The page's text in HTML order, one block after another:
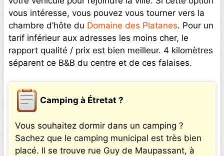
vous intéresse, vous pouvez vous tourner vers la
chambre d’hôte du Domaine des Platanes. Pour un
tarif inférieur aux adresses les moins cher, le
rapport qualité / prix est bien meilleur. 4 kilomètres
séparent ce B&B du centre et de ces falaises.
Camping à Étretat ?
Vous souhaitez dormir dans un camping ?
Sachez que le camping municipal est très bien
placé. Il se trouve rue Guy de Maupassant, à